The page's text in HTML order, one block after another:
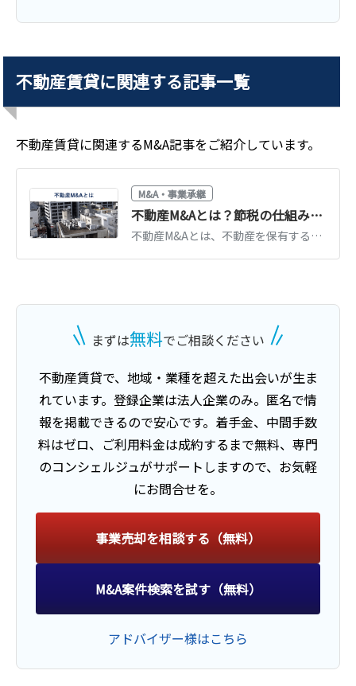
不動産賃貸に関連する記事一覧
不動産賃貸に関連するM&A記事をご紹介しています。
M&A・事業承継
不動産M&Aとは？節税の仕組み・手法・注意点を図解でわかりやすく解説
不動産M&Aとは、不動産を保有する会社ごと株式譲渡する手法です。通常の不動産売買より税負担を抑えられる仕組み、スキームの種類、注意点と事例を図解で解説します。
まずは無料でご相談ください
不動産賃貸で、地域・業種を超えた出会いが生ま
れています。 登録企業は法人企業のみ。匿名で情
報を掲載できるので安心です。 着手金、中間手数
料はゼロ、ご利用料金は成約するまで無料、 専門
のコンシェルジュがサポートしますので、お気軽
にお問合せを。
事業売却を相談する（無料）
M&A案件検索を試す（無料）
アドバイザー様はこちら